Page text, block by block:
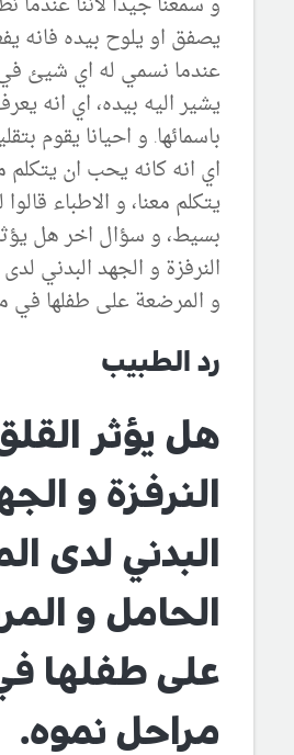
يصفق او يلوح بيده فانه
عندما نسمي له اي شيئ في
يشير اليه بيده، اي انه
باسمائها. و احيانا يقوم
اي انه كانه يحب ان يتكلم
يتكلم معنا، و الاطباء
بسيط، و سؤال اخر هل
النرفزة و الجهد البدني
و المرضعة على طفلها في
رد الطبيب
هل يؤثر
النرفزة و
البدني لدى
الحامل و
على طفلها
مراحل نموه.